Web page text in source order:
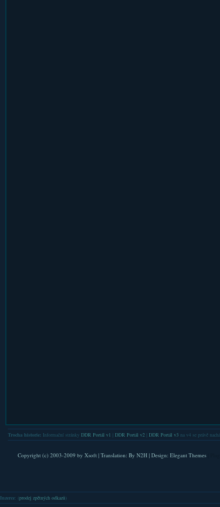
Trocha historie: Informační stránky DDR Portál v1 DDR Portál v2| DDR Portál v3na v4 se právě
Copyright (c) 2003-2009 by Xsoft| Translation: By N2H| Design: Elegant Themes
Inzerce: (prodej zpětných odkazů )